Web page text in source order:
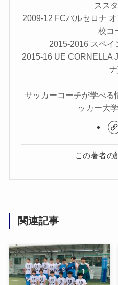
スス
2009-12 FCバルセロナ
校コ
2015-2016 スペイ
2015-16 UE CORNELLA
サッカーコーチが学べる
ッカー大
この著者の
関連記事